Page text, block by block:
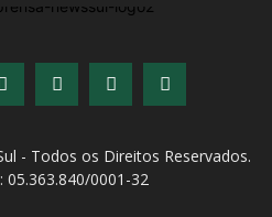
- Todos os Direitos Reservados.
05.363.840/0001-32